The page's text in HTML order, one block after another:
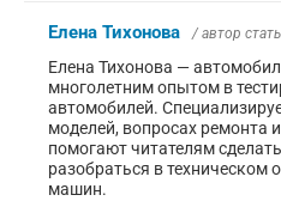
Елена Тихонова / автор
Елена Тихонова —
многолетним опытом в
автомобилей.
моделей, вопросах ремонта
помогают читателям
разобраться в техническом
машин.